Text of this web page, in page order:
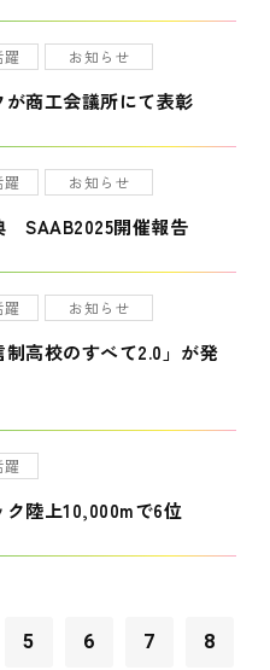
お知らせ
商工会議所にて表彰
お知らせ
SAAB2025開催報告
お知らせ
高校のすべて2.0」が発
陸上10,000mで6位
5 6 7 8